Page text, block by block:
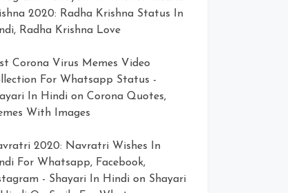
2020: Radha Krishna Status In
Radha Krishna Love
Corona Virus Memes Video
For Whatsapp Status -
In Hindi on Corona Quotes,
With Images
2020: Navratri Wishes In
For Whatsapp, Facebook,
- Shayari In Hindi on Shayari